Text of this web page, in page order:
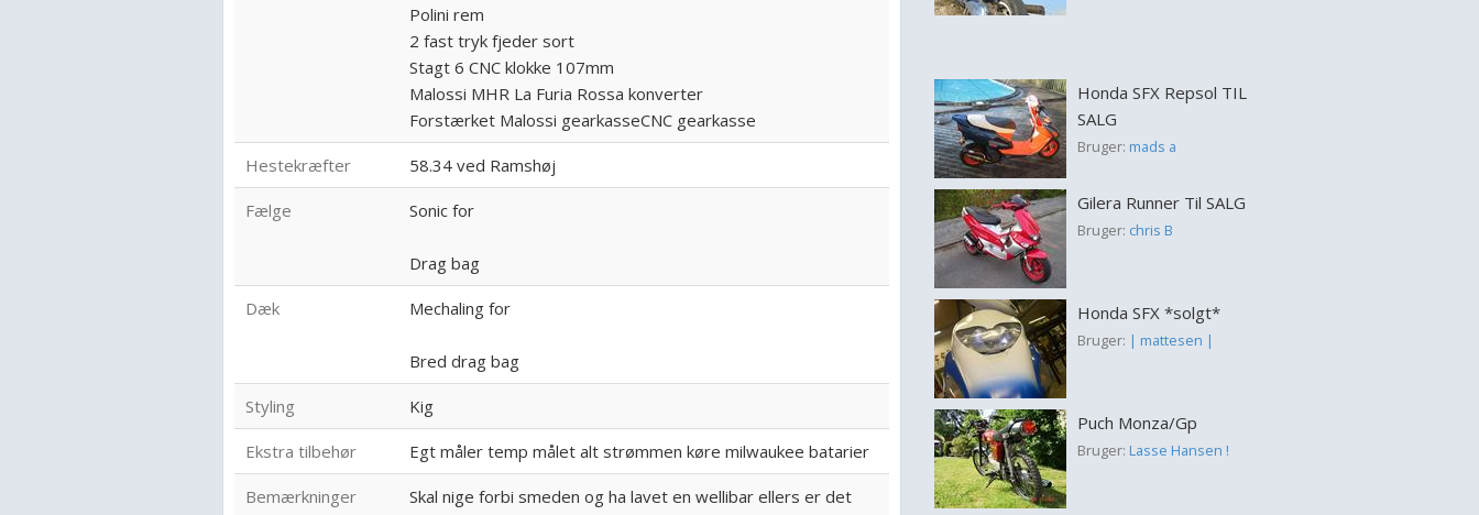
Polini rem
2 fast tryk fjeder sort
Stagt 6 CNC klokke 107mm
Malossi MHR La Furia Rossa konverter
Forstærket Malossi gearkasseCNC gearkasse
Hestekræfter 58.34 ved Ramshøj
Fælge Sonic for
Drag bag
Dæk Mechaling for
Bred drag bag
Styling Kig
Ekstra tilbehør Egt måler temp målet alt strømmen køre milwaukee batarier
Bemærkninger
Skal nige forbi smeden og ha lavet en wellibar ellers er det
Honda SFX Repsol TIL
SALG
Bruger: mads a
Gilera Runner Til SALG
Bruger: chris B
Honda SFX *solgt*
Bruger: | mattesen |
Puch Monza/Gp
Bruger: Lasse Hansen !